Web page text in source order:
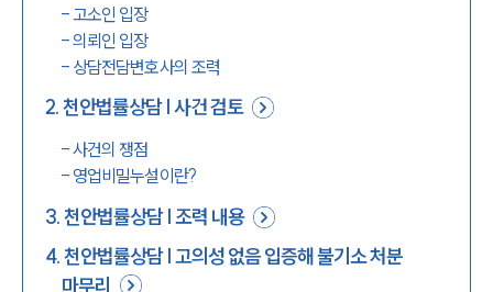
-고소인 입장
-의뢰인 입장
- 상담전담변호사의 조력
2.천안법률상담 | 사건 검토
-사건의 쟁점
-영업비밀누설이란?
3.천안법률상담 | 조력 내용
4.천안법률상담 | 고의성 없음 입증해 불기소 처분
마무리